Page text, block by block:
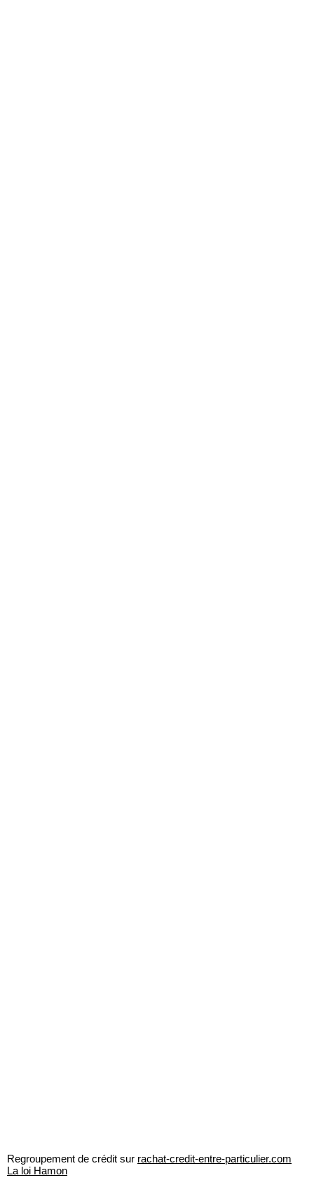
Regroupement de crédit sur rachat-credit-entre-particulier.com
La loi Hamon